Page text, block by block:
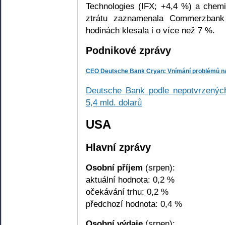
Technologies (IFX; +4,4 %) a
ztrátu zaznamenala
hodinách klesala i o více než 7 %.
Podnikové zprávy
CEO Deutsche Bank Cryan: Vnímání problémů
Deutsche Bank podle
5,4 mld. dolarů
USA
Hlavní zprávy
Osobní příjem (srpen):
aktuální hodnota: 0,2 %
očekávání trhu: 0,2 %
předchozí hodnota: 0,4 %